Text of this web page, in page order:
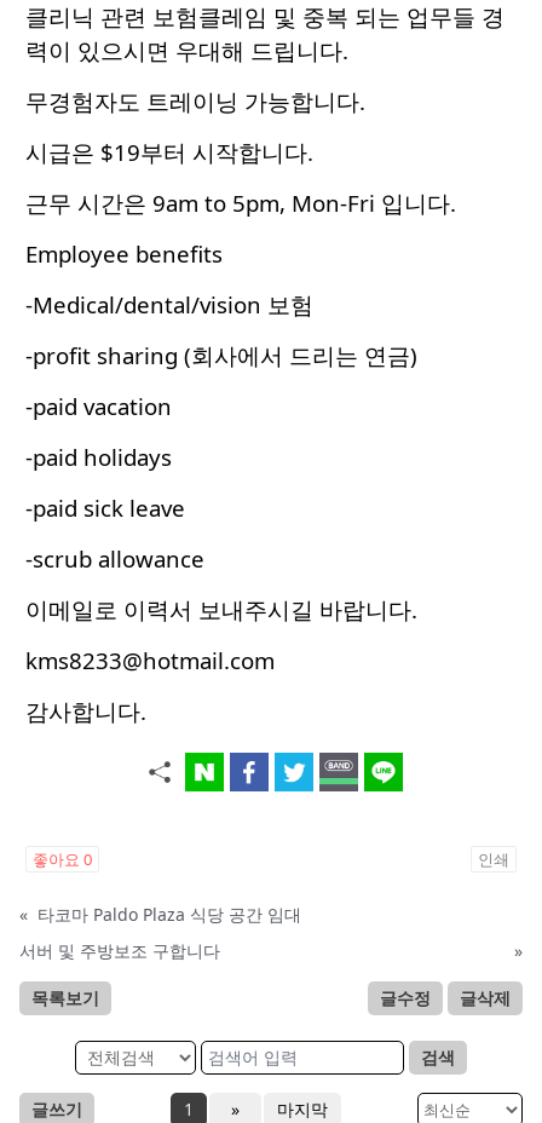
클리닉 관련 보험클레임 및 중복 되는 업무들 경
력이 있으시면 우대해 드립니다.
무경험자도 트레이닝 가능합니다.
시급은 $19부터 시작합니다.
근무 시간은 9am to 5pm, Mon-Fri 입니다.
Employee benefits
-Medical/dental/vision 보험
-profit sharing (회사에서 드리는 연금)
-paid vacation
-paid holidays
-paid sick leave
-scrub allowance
이메일로 이력서 보내주시길 바랍니다.
kms8233@hotmail.com
감사합니다.
좋아요 0 인쇄
« 타코마 Paldo Plaza 식당 공간 임대
서버 및 주방보조 구합니다
»
목록보기 글수정 글삭제
검색
글쓰기 1 » 마지막